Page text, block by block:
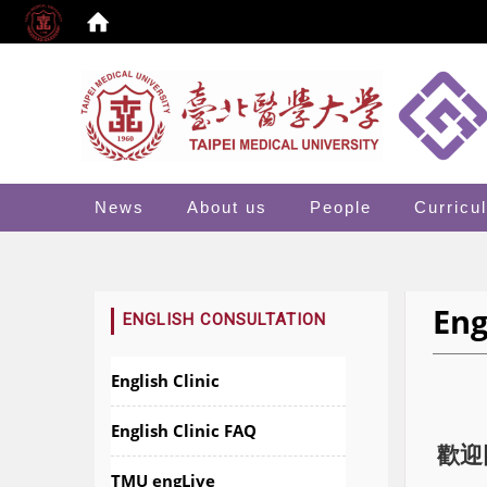
News About us People
ENGLISH CONSULTATION
English Clinic
English Clinic FAQ
TMU engLive
歡迎